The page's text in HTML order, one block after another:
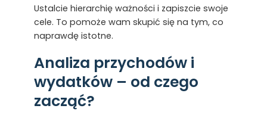
Ustalcie hierarchię ważności i zapiszcie swoje
cele. To pomoże wam skupić się na tym, co
naprawdę istotne.
Analiza przychodów i
wydatków – od czego
zacząć?